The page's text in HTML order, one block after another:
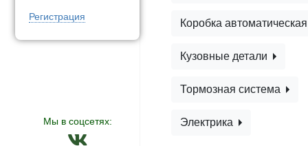
Регистрация
Мы в соцсетях:
Коробка
Кузовные детали
Тормозная система
Электрика